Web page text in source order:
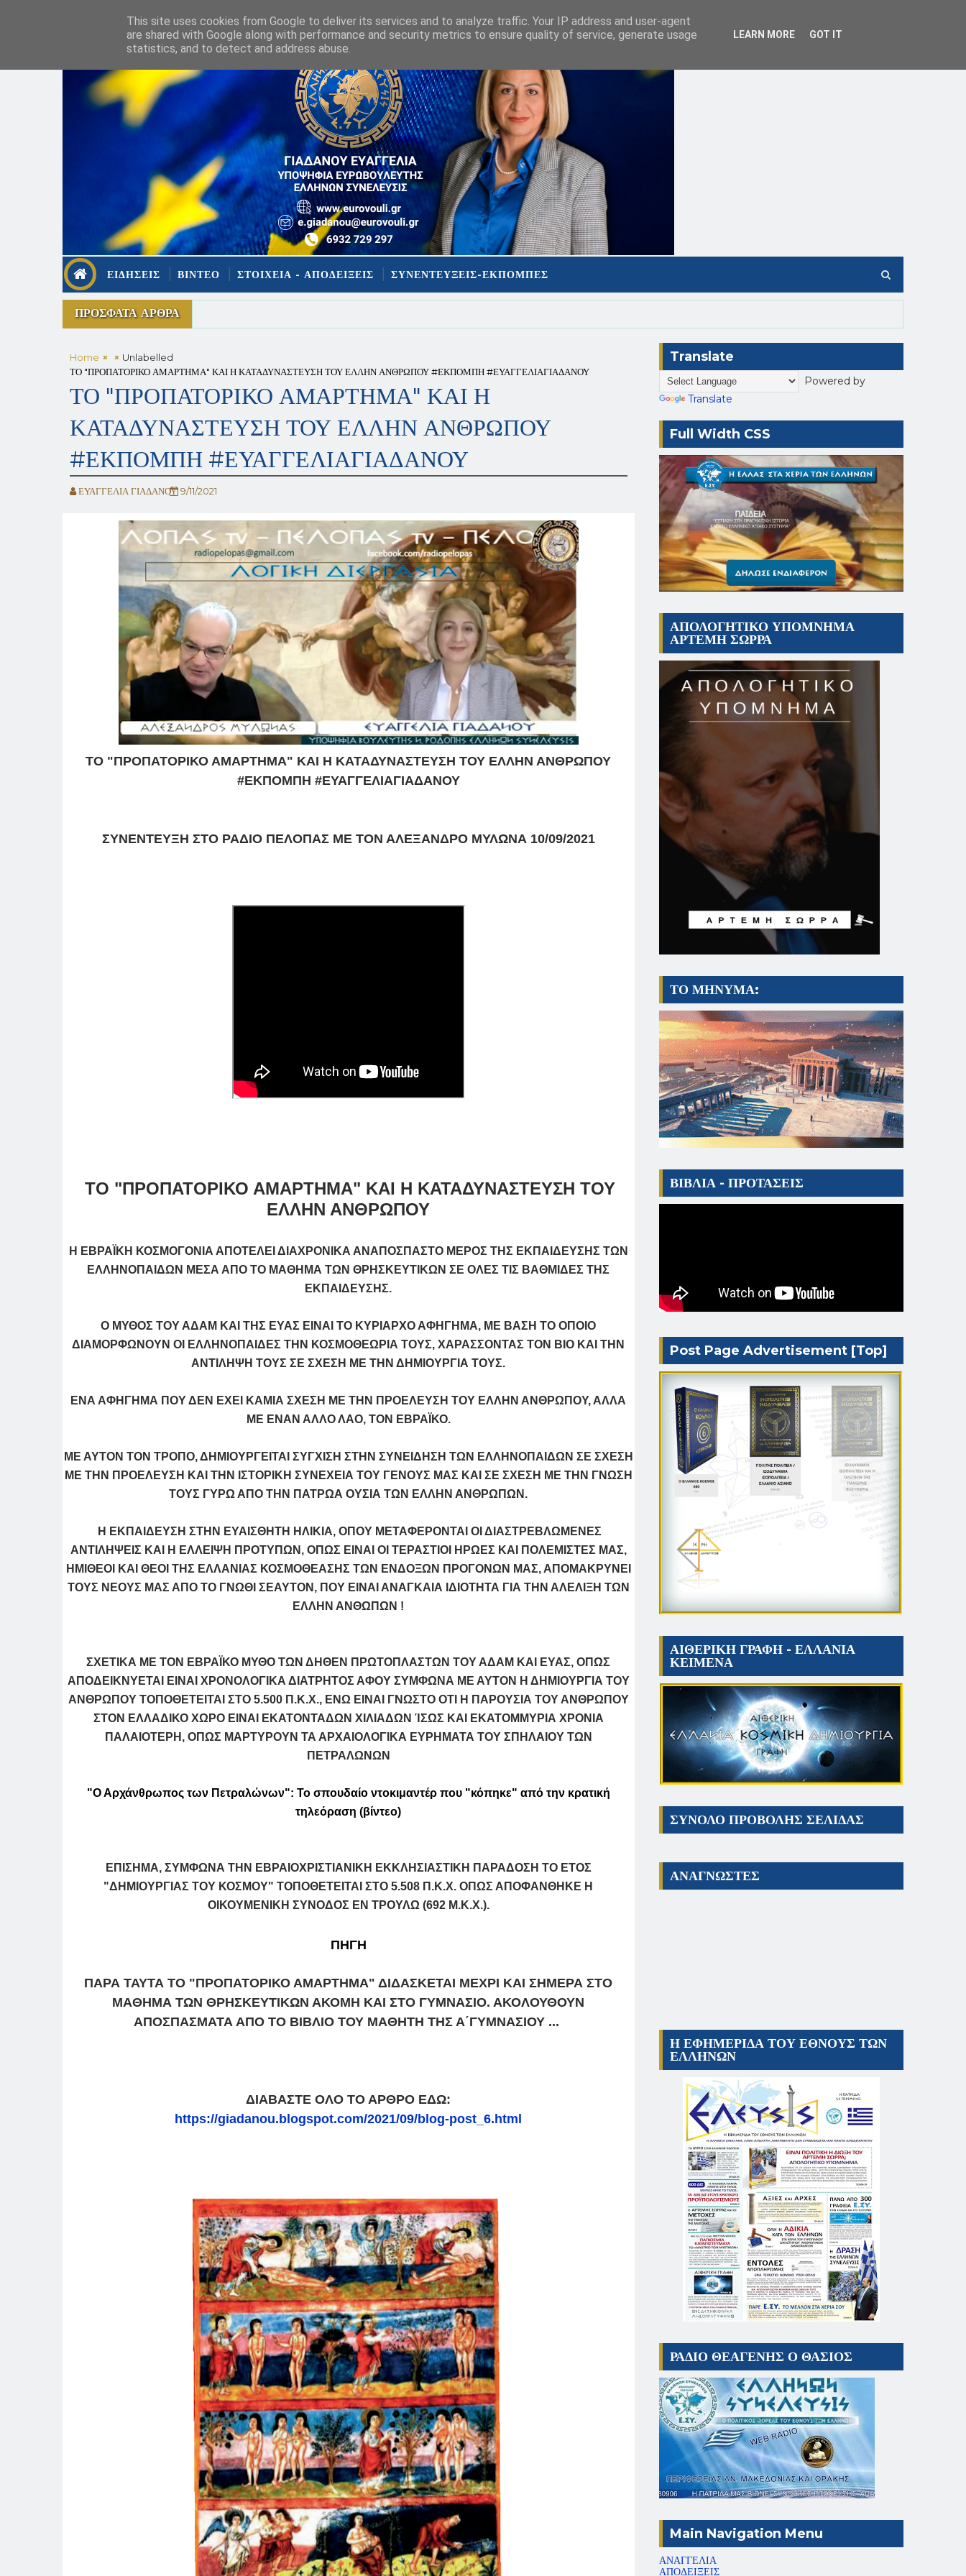
ΕΙΔΗΣΕΙΣ ΒΙΝΤΕΟ ΣΤΟΙΧΕΙΑ - ΑΠΟΔΕΙΞΕΙΣ ΣΥΝΕΝΤΕΥΞΕΙΣ-ΕΚΠΟΜΠΕΣ
ΠΡΟΣΦΑΤΑ ΑΡΘΡΑ
Home
Unlabelled
ΤΟ "ΠΡΟΠΑΤΟΡΙΚΟ ΑΜΑΡΤΗΜΑ" ΚΑΙ Η ΚΑΤΑΔΥΝΑΣΤΕΥΣΗ ΤΟΥ ΕΛΛΗΝ ΑΝΘΡΩΠΟΥ #ΕΚΠΟΜΠΗ #ΕΥΑΓΓΕΛΙΑΓΙΑΔΑΝΟΥ
ΤΟ "ΠΡΟΠΑΤΟΡΙΚΟ ΑΜΑΡΤΗΜΑ" ΚΑΙ Η
ΚΑΤΑΔΥΝΑΣΤΕΥΣΗ ΤΟΥ ΕΛΛΗΝ ΑΝΘΡΩΠΟΥ
#ΕΚΠΟΜΠΗ #ΕΥΑΓΓΕΛΙΑΓΙΑΔΑΝΟΥ
ΕΥΑΓΓΕΛΙΑ ΓΙΑΔΑΝΟΥ 9/11/2021
ΤΟ "ΠΡΟΠΑΤΟΡΙΚΟ ΑΜΑΡΤΗΜΑ" ΚΑΙ Η ΚΑΤΑΔΥΝΑΣΤΕΥΣΗ ΤΟΥ ΕΛΛΗΝ ΑΝΘΡΩΠΟΥ
#ΕΚΠΟΜΠΗ #ΕΥΑΓΓΕΛΙΑΓΙΑΔΑΝΟΥ
ΣΥΝΕΝΤΕΥΞΗ ΣΤΟ ΡΑΔΙΟ ΠΕΛΟΠΑΣ ΜΕ ΤΟΝ ΑΛΕΞΑΝΔΡΟ ΜΥΛΩΝΑ 10/09/2021
ΤΟ "ΠΡΟΠΑΤΟΡΙΚΟ ΑΜΑΡΤΗΜΑ" ΚΑΙ Η ΚΑΤΑΔΥΝΑΣΤΕΥΣΗ ΤΟΥ
ΕΛΛΗΝ ΑΝΘΡΩΠΟΥ
Η ΕΒΡΑΪΚΗ ΚΟΣΜΟΓΟΝΙΑ ΑΠΟΤΕΛΕΙ ΔΙΑΧΡΟΝΙΚΑ ΑΝΑΠΟΣΠΑΣΤΟ ΜΕΡΟΣ ΤΗΣ ΕΚΠΑΙΔΕΥΣΗΣ ΤΩΝ
ΕΛΛΗΝΟΠΑΙΔΩΝ ΜΕΣΑ ΑΠΟ ΤΟ ΜΑΘΗΜΑ ΤΩΝ ΘΡΗΣΚΕΥΤΙΚΩΝ ΣΕ ΟΛΕΣ ΤΙΣ ΒΑΘΜΙΔΕΣ ΤΗΣ
ΕΚΠΑΙΔΕΥΣΗΣ.
Ο ΜΥΘΟΣ ΤΟΥ ΑΔΑΜ ΚΑΙ ΤΗΣ ΕΥΑΣ ΕΙΝΑΙ ΤΟ ΚΥΡΙΑΡΧΟ ΑΦΗΓΗΜΑ, ΜΕ ΒΑΣΗ ΤΟ ΟΠΟΙΟ
ΔΙΑΜΟΡΦΩΝΟΥΝ ΟΙ ΕΛΛΗΝΟΠΑΙΔΕΣ ΤΗΝ ΚΟΣΜΟΘΕΩΡΙΑ ΤΟΥΣ, ΧΑΡΑΣΣΟΝΤΑΣ ΤΟΝ ΒΙΟ ΚΑΙ ΤΗΝ
ΑΝΤΙΛΗΨΗ ΤΟΥΣ ΣΕ ΣΧΕΣΗ ΜΕ ΤΗΝ ΔΗΜΙΟΥΡΓΙΑ ΤΟΥΣ.
ΕΝΑ ΑΦΗΓΗΜΑ ΠΟΥ ΔΕΝ ΕΧΕΙ ΚΑΜΙΑ ΣΧΕΣΗ ΜΕ ΤΗΝ ΠΡΟΕΛΕΥΣΗ ΤΟΥ ΕΛΛΗΝ ΑΝΘΡΩΠΟΥ, ΑΛΛΑ
ΜΕ ΕΝΑΝ ΑΛΛΟ ΛΑΟ, ΤΟΝ ΕΒΡΑΪΚΟ.
ΜΕ ΑΥΤΟΝ ΤΟΝ ΤΡΟΠΟ, ΔΗΜΙΟΥΡΓΕΙΤΑΙ ΣΥΓΧΙΣΗ ΣΤΗΝ ΣΥΝΕΙΔΗΣΗ ΤΩΝ ΕΛΛΗΝΟΠΑΙΔΩΝ ΣΕ ΣΧΕΣΗ
ΜΕ ΤΗΝ ΠΡΟΕΛΕΥΣΗ ΚΑΙ ΤΗΝ ΙΣΤΟΡΙΚΗ ΣΥΝΕΧΕΙΑ ΤΟΥ ΓΕΝΟΥΣ ΜΑΣ ΚΑΙ ΣΕ ΣΧΕΣΗ ΜΕ ΤΗΝ ΓΝΩΣΗ
ΤΟΥΣ ΓΥΡΩ ΑΠΟ ΤΗΝ ΠΑΤΡΩΑ ΟΥΣΙΑ ΤΩΝ ΕΛΛΗΝ ΑΝΘΡΩΠΩΝ.
Η ΕΚΠΑΙΔΕΥΣΗ ΣΤΗΝ ΕΥΑΙΣΘΗΤΗ ΗΛΙΚΙΑ, ΟΠΟΥ ΜΕΤΑΦΕΡΟΝΤΑΙ ΟΙ ΔΙΑΣΤΡΕΒΛΩΜΕΝΕΣ
ΑΝΤΙΛΗΨΕΙΣ ΚΑΙ Η ΕΛΛΕΙΨΗ ΠΡΟΤΥΠΩΝ, ΟΠΩΣ ΕΙΝΑΙ ΟΙ ΤΕΡΑΣΤΙΟΙ ΗΡΩΕΣ ΚΑΙ ΠΟΛΕΜΙΣΤΕΣ ΜΑΣ,
ΗΜΙΘΕΟΙ ΚΑΙ ΘΕΟΙ ΤΗΣ ΕΛΛΑΝΙΑΣ ΚΟΣΜΟΘΕΑΣΗΣ ΤΩΝ ΕΝΔΟΞΩΝ ΠΡΟΓΟΝΩΝ ΜΑΣ, ΑΠΟΜΑΚΡΥΝΕΙ
ΤΟΥΣ ΝΕΟΥΣ ΜΑΣ ΑΠΟ ΤΟ ΓΝΩΘΙ ΣΕΑΥΤΟΝ, ΠΟΥ ΕΙΝΑΙ ΑΝΑΓΚΑΙΑ ΙΔΙΟΤΗΤΑ ΓΙΑ ΤΗΝ ΑΛΕΛΙΞΗ ΤΩΝ
ΕΛΛΗΝ ΑΝΘΩΠΩΝ !
ΣΧΕΤΙΚΑ ΜΕ ΤΟΝ ΕΒΡΑΪΚΟ ΜΥΘΟ ΤΩΝ ΔΗΘΕΝ ΠΡΩΤΟΠΛΑΣΤΩΝ ΤΟΥ ΑΔΑΜ ΚΑΙ ΕΥΑΣ, ΟΠΩΣ
ΑΠΟΔΕΙΚΝΥΕΤΑΙ ΕΙΝΑΙ ΧΡΟΝΟΛΟΓΙΚΑ ΔΙΑΤΡΗΤΟΣ ΑΦΟΥ ΣΥΜΦΩΝΑ ΜΕ ΑΥΤΟΝ Η ΔΗΜΙΟΥΡΓΙΑ ΤΟΥ
ΑΝΘΡΩΠΟΥ ΤΟΠΟΘΕΤΕΙΤΑΙ ΣΤΟ 5.500 Π.Κ.Χ., ΕΝΩ ΕΙΝΑΙ ΓΝΩΣΤΟ ΟΤΙ Η ΠΑΡΟΥΣΙΑ ΤΟΥ ΑΝΘΡΩΠΟΥ
ΣΤΟΝ ΕΛΛΑΔΙΚΟ ΧΩΡΟ ΕΙΝΑΙ ΕΚΑΤΟΝΤΑΔΩΝ ΧΙΛΙΑΔΩΝ ΊΣΩΣ ΚΑΙ ΕΚΑΤΟΜΜΥΡΙΑ ΧΡΟΝΙΑ
ΠΑΛΑΙΟΤΕΡΗ, ΟΠΩΣ ΜΑΡΤΥΡΟΥΝ ΤΑ ΑΡΧΑΙΟΛΟΓΙΚΑ ΕΥΡΗΜΑΤΑ ΤΟΥ ΣΠΗΛΑΙΟΥ ΤΩΝ
ΠΕΤΡΑΛΩΝΩΝ
"Ο Αρχάνθρωπος των Πετραλώνων": Το σπουδαίο ντοκιμαντέρ που "κόπηκε" από την κρατική
τηλεόραση (βίντεο)
ΕΠΙΣΗΜΑ, ΣΥΜΦΩΝΑ ΤΗΝ ΕΒΡΑΙΟΧΡΙΣΤΙΑΝΙΚΗ ΕΚΚΛΗΣΙΑΣΤΙΚΗ ΠΑΡΑΔΟΣΗ ΤΟ ΕΤΟΣ
"ΔΗΜΙΟΥΡΓΙΑΣ ΤΟΥ ΚΟΣΜΟΥ" ΤΟΠΟΘΕΤΕΙΤΑΙ ΣΤΟ 5.508 Π.Κ.Χ. ΟΠΩΣ ΑΠΟΦΑΝΘΗΚΕ Η
ΟΙΚΟΥΜΕΝΙΚΗ ΣΥΝΟΔΟΣ ΕΝ ΤΡΟΥΛΩ (692 Μ.Κ.Χ.).
ΠΗΓΗ
ΠΑΡΑ ΤΑΥΤΑ ΤΟ "ΠΡΟΠΑΤΟΡΙΚΟ ΑΜΑΡΤΗΜΑ" ΔΙΔΑΣΚΕΤΑΙ ΜΕΧΡΙ ΚΑΙ ΣΗΜΕΡΑ ΣΤΟ
ΜΑΘΗΜΑ ΤΩΝ ΘΡΗΣΚΕΥΤΙΚΩΝ ΑΚΟΜΗ ΚΑΙ ΣΤΟ ΓΥΜΝΑΣΙΟ. ΑΚΟΛΟΥΘΟΥΝ
ΑΠΟΣΠΑΣΜΑΤΑ ΑΠΟ ΤΟ ΒΙΒΛΙΟ ΤΟΥ ΜΑΘΗΤΗ ΤΗΣ Α΄ΓΥΜΝΑΣΙΟΥ ...
ΔΙΑΒΑΣΤΕ ΟΛΟ ΤΟ ΑΡΘΡΟ ΕΔΩ:
https://giadanou.blogspot.com/2021/09/blog-post_6.html
Translate
Powered by
Translate
Full Width CSS
ΑΠΟΛΟΓΗΤΙΚΟ ΥΠΟΜΝΗΜΑ
ΑΡΤΕΜΗ ΣΩΡΡΑ
ΤΟ ΜΗΝΥΜΑ:
ΒΙΒΛΙΑ - ΠΡΟΤΑΣΕΙΣ
Post Page Advertisement [Top]
ΑΙΘΕΡΙΚΗ ΓΡΑΦΗ - ΕΛΛΑΝΙΑ
ΚΕΙΜΕΝΑ
ΣΥΝΟΛΟ ΠΡΟΒΟΛΗΣ ΣΕΛΙΔΑΣ
ΑΝΑΓΝΩΣΤΕΣ
Η ΕΦΗΜΕΡΙΔΑ ΤΟΥ ΕΘΝΟΥΣ ΤΩΝ
ΕΛΛΗΝΩΝ
ΡΑΔΙΟ ΘΕΑΓΕΝΗΣ Ο ΘΑΣΙΟΣ
Main Navigation Menu
ΑΝΑΓΓΕΛΙΑ
ΑΠΟΔΕΙΞΕΙΣ
This site uses cookies from Google to deliver its services and to analyze traffic. Your IP address and user-agent
are shared with Google along with performance and security metrics to ensure quality of service, generate usage
statistics, and to detect and address abuse.
LEARN MORE GOT IT